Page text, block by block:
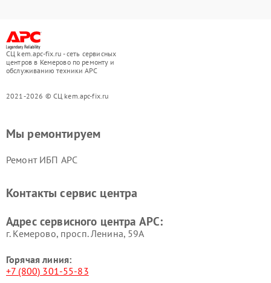
СЦ kem.apc-fix.ru - сеть сервисных
центров в Кемерово по ремонту и
обслуживанию техники APC
2021-2026 © СЦ kem.apc-fix.ru
Мы ремонтируем
Ремонт ИБП APC
Контакты сервис центра
Адрес сервисного центра APC:
г. Кемерово, просп. Ленина, 59А
Горячая линия:
+7 (800) 301-55-83